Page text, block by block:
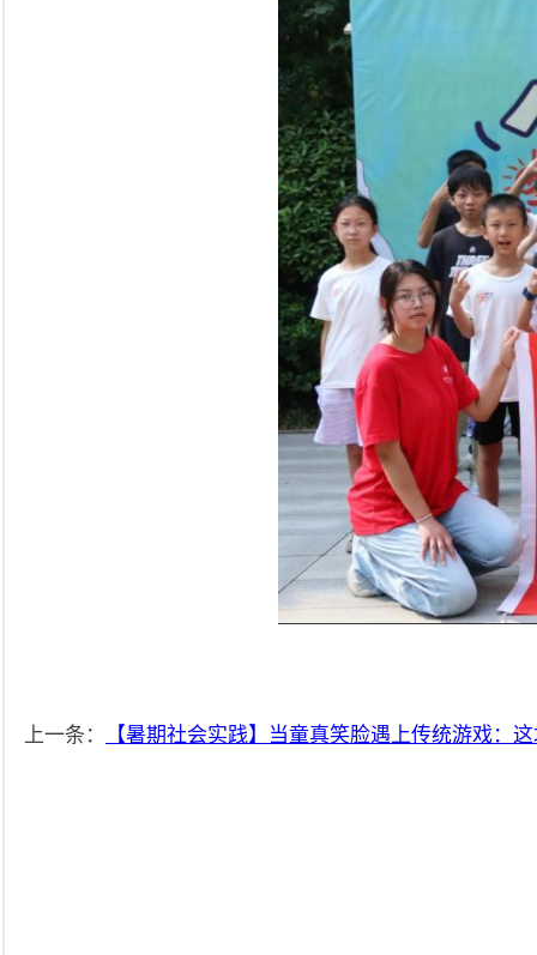
上一条： 【暑期社会实践】当童真笑脸遇上传统游戏：